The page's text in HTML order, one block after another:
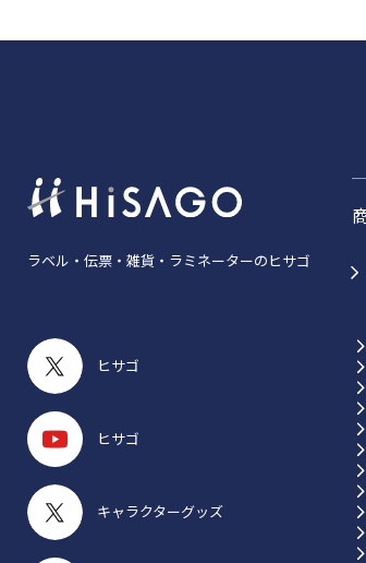
ラベル・伝票・雑貨・ラミネーターのヒサゴ
ヒサゴ
ヒサゴ
キャラクターグッズ